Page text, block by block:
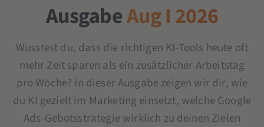
AusgabeAug I 2026
Wusstest du, dass die richtigen KI-Tools heute oft
mehr Zeit sparen als ein zusätzlicher Arbeitstag
pro Woche? In dieser Ausgabe zeigen wir dir, wie
du KI gezielt im Marketing einsetzt, welche Google
Ads-Gebotsstrategie wirklich zu deinen Zielen